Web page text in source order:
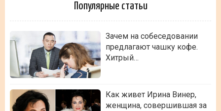
Популярные статьи
Зачем на собеседовании
предлагают чашку кофе.
Хитрый…
Как живет Ирина Винер,
женщина, совершившая за